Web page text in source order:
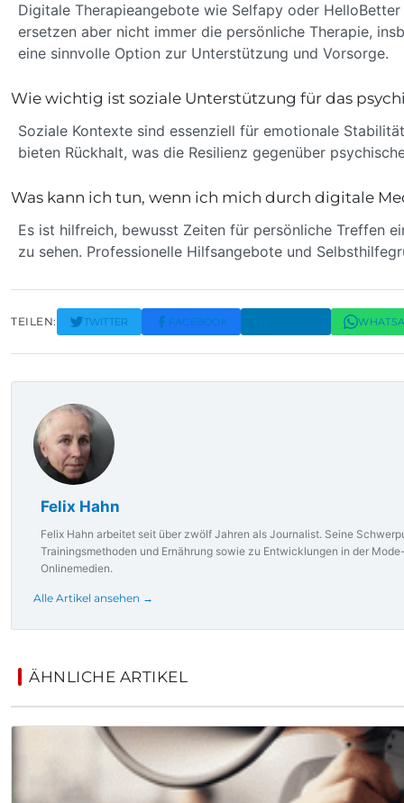
Digitale Therapieangebote wie Selfapy oder
ersetzen aber nicht immer die persönliche Therapie,
eine sinnvolle Option zur Unterstützung und Vorsorge.
Wie wichtig ist soziale Unterstützung für das
Soziale Kontexte sind essenziell für emotionale
bieten Rückhalt, was die Resilienz gegenüber
Was kann ich tun, wenn ich mich durch digitale
Es ist hilfreich, bewusst Zeiten für persönliche Treffen
zu sehen. Professionelle Hilfsangebote und
TEILEN: TWITTER FACEBOOK
Felix Hahn
Felix Hahn arbeitet seit über zwölf Jahren als Journalist. Seine
Trainingsmethoden und Ernährung sowie zu Entwicklungen in der
Onlinemedien.
Alle Artikel ansehen →
ÄHNLICHE ARTIKEL